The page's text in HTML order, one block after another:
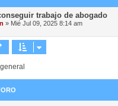
trabajo de abogado
» Mié Jul 09, 2025 8:14 am